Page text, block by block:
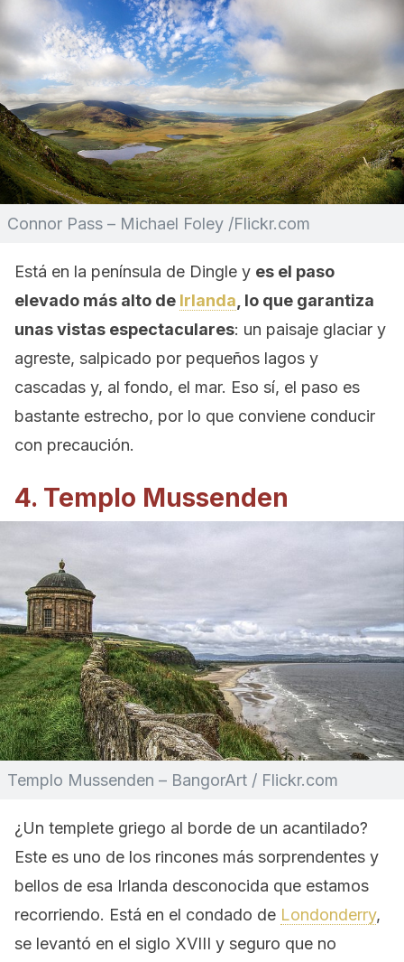
Connor Pass – Michael Foley /Flickr.com
Está en la península de Dingle y es el paso
elevado más alto de Irlanda , lo que garantiza
unas vistas espectaculares: un paisaje glaciar y
agreste, salpicado por pequeños lagos y
cascadas y, al fondo, el mar. Eso sí, el paso es
bastante estrecho, por lo que conviene conducir
con precaución.
4. Templo Mussenden
Templo Mussenden – BangorArt / Flickr.com
¿Un templete griego al borde de un acantilado?
Este es uno de los rincones más sorprendentes y
bellos de esa Irlanda desconocida que estamos
recorriendo. Está en el condado de Londonderry,
se levantó en el siglo XVIII y seguro que no